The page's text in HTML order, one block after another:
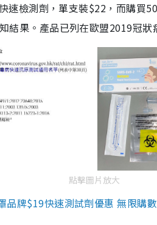
速檢測劑，單支裝$22，而購買
結果。產品已列在歐盟2019冠狀
點擊圖片放大
品牌$19快速測試劑優惠 無限購